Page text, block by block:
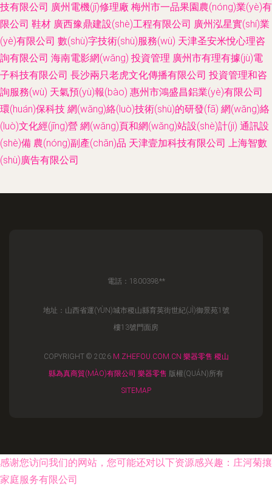
技有限公司 廣州電機(jī)修理廠 梅州市一品果園農(nóng)業(yè)有
限公司 鞋材 廣西豫鼎建設(shè)工程有限公司 廣州泓星實(shí)業
(yè)有限公司 數(shù)字技術(shù)服務(wù) 天津圣安米悅心理咨
詢有限公司 海南電影網(wǎng) 投資管理 廣州市有理有據(jù)電
子科技有限公司 長沙兩只老虎文化傳播有限公司 投資管理和咨
詢服務(wù) 天氣預(yù)報(bào) 惠州市鴻盛昌鋁業(yè)有限公司
環(huán)保科技 網(wǎng)絡(luò)技術(shù)的研發(fā) 網(wǎng)絡
(luò)文化經(jīng)營 網(wǎng)頁和網(wǎng)站設(shè)計(jì) 通訊設
(shè)備 農(nóng)副產(chǎn)品 天津壹加科技有限公司 上海智數
(shù)廣告有限公司
電話：1800398**
地址：山西省運(YÙN)城市稷山縣育英街世紀(JÌ)御景苑1號
樓13號門面房
COPYRIGHT © 2026 M.ZHEFOU.COM.CN 樂器零售 稷山
縣為真商貿(MÀO)有限公司 樂器零售 版權(QUÁN)所有
SITEMAP
感谢您访问我们的网站，您可能还对以下资源感兴趣：庄河菊攘
家庭服务有限公司